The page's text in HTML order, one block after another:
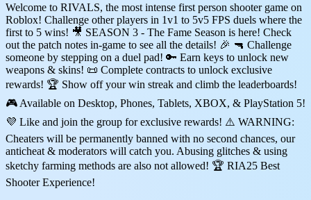
Welcome to RIVALS, the most intense first person shooter game on
Roblox! Challenge other players in 1v1 to 5v5 FPS duels where the
first to 5 wins! 🎥 SEASON 3 - The Fame Season is here! Check
out the patch notes in-game to see all the details! 🎉 🔫 Challenge
someone by stepping on a duel pad! 🔑 Earn keys to unlock new
weapons & skins! 📜 Complete contracts to unlock exclusive
rewards! 🏆 Show off your win streak and climb the leaderboards!
🎮 Available on Desktop, Phones, Tablets, XBOX, & PlayStation 5!
💜 Like and join the group for exclusive rewards! ⚠️ WARNING:
Cheaters will be permanently banned with no second chances, our
anticheat & moderators will catch you. Abusing glitches & using
sketchy farming methods are also not allowed! 🏆 RIA25 Best
Shooter Experience!